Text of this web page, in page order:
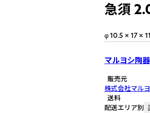
急須
φ 10.5 × 17 ×
マルヨシ陶器
販売元
株式会社マル
送料
配送エリア別